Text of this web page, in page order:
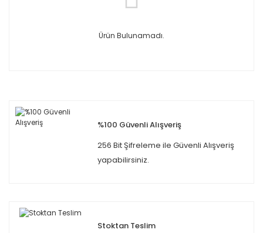
Ürün Bulunamadı.
%100 Güvenli Alışveriş
256 Bit Şifreleme ile Güvenli Alışveriş
yapabilirsiniz.
Stoktan Teslim